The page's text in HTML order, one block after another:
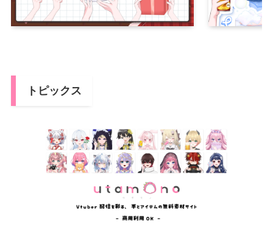
トピックス